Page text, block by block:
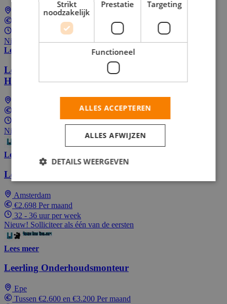
Eindhoven
€5.000 Per maand
32 - 40 uur per week
Nieuw! Solliciteer als één van de eersten
Lees meer
Leerling elektromonteur BBL NS regio
Haarlem/Amsterdam
32 - 36 uur per week
Nieuw! Solliciteer als één van de eersten
Lees meer
Leerling elektromonteur BBL NS Amsterdam
Amsterdam
€2.698 Per maand
32 - 36 uur per week
Nieuw! Solliciteer als één van de eersten
Lees meer
Leerling Onderhoudsmonteur
Epe
Tussen €2.600 en €3.200 Per maand
Strikt
noodzakelijk
Prestatie Targeting
Functioneel
ALLES ACCEPTEREN
ALLES AFWIJZEN
DETAILS WEERGEVEN